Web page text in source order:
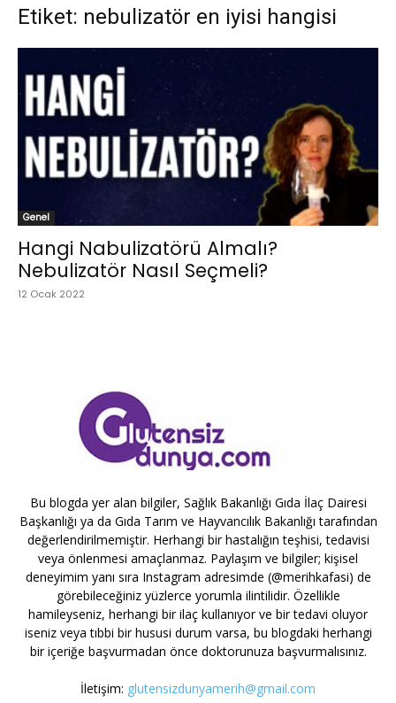
Etiket: nebulizatör en iyisi hangisi
Genel
Hangi Nabulizatörü Almalı?
Nebulizatör Nasıl Seçmeli?
12 Ocak 2022
Bu blogda yer alan bilgiler, Sağlık Bakanlığı Gıda İlaç Dairesi
Başkanlığı ya da Gıda Tarım ve Hayvancılık Bakanlığı tarafından
değerlendirilmemiştir. Herhangi bir hastalığın teşhisi, tedavisi
veya önlenmesi amaçlanmaz. Paylaşım ve bilgiler; kişisel
deneyimim yanı sıra Instagram adresimde (@merihkafasi) de
görebileceğiniz yüzlerce yorumla ilintilidir. Özellikle
hamileyseniz, herhangi bir ilaç kullanıyor ve bir tedavi oluyor
iseniz veya tıbbi bir hususi durum varsa, bu blogdaki herhangi
bir içeriğe başvurmadan önce doktorunuza başvurmalısınız.
İletişim: glutensizdunyamerih@gmail.com